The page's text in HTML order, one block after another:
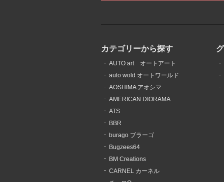
カテゴリーから探す
AUTO art オートアート
auto wold オートワールド
AOSHIMA アオシマ
AMERICAN DIORAMA
ATS
BBR
burago ブラーゴ
Bugzees64
BM Creations
CARNEL カーネル